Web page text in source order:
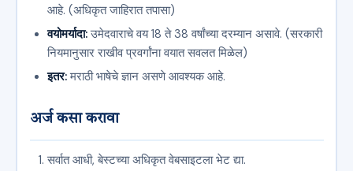
आहे. (अधिकृत जाहिरात तपासा)
वयोमर्यादा:उमेदवाराचे वय 18 ते 38 वर्षांच्या दरम्यान असावे. (सरकारी
नियमानुसार राखीव प्रवर्गांना वयात सवलत मिळेल)
इतर:मराठी भाषेचे ज्ञान असणे आवश्यक आहे.
अर्ज कसा करावा
सर्वात आधी, बेस्टच्या अधिकृत वेबसाइटला भेट द्या.